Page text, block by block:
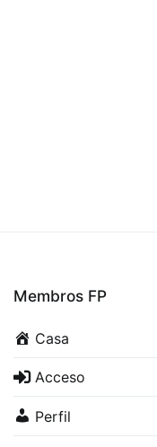
Membros FP
Casa
Acceso
Perfil